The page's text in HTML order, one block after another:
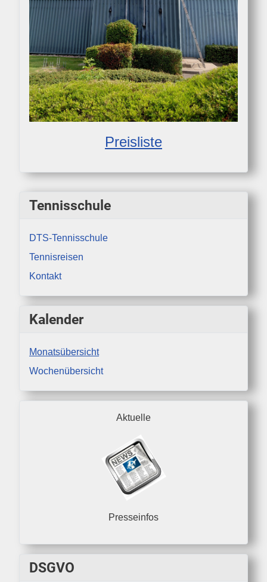
Tennisschule
DTS-Tennisschule
Tennisreisen
Kontakt
Kalender
Monatsübersicht
Wochenübersicht
Aktuelle
Presseinfos
DSGVO
Preisliste